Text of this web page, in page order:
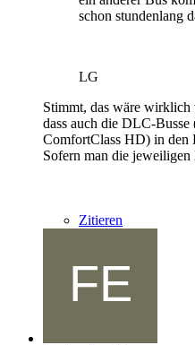
schon stundenlang
LG
Stimmt, das wäre
dass auch die DLC-
ComfortClass HD) in den
Sofern man die
Zitieren